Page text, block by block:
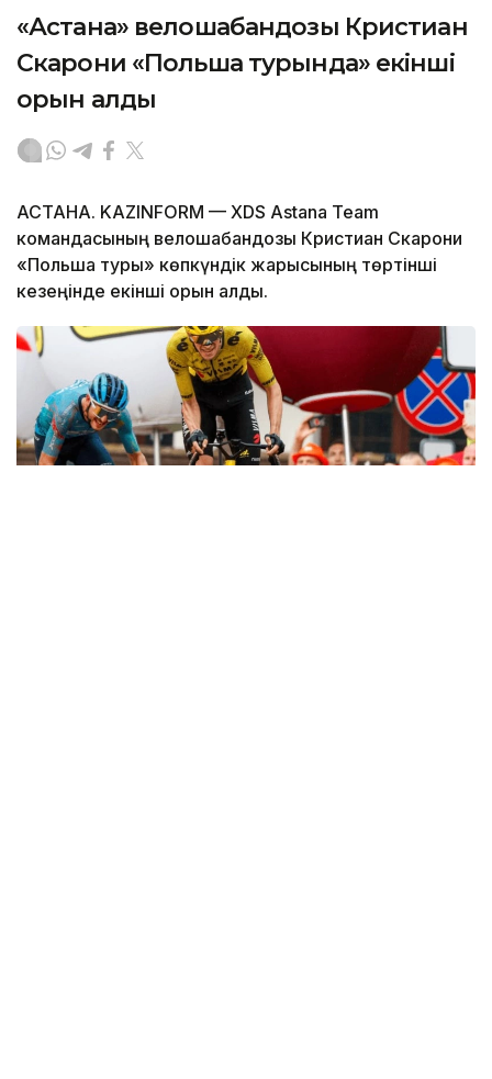
«Астана» велошабандозы Кристиан
Скарони «Польша турында» екінші
орын алды
АСТАНА. KAZINFORM — XDS Astana Team
командасының велошабандозы Кристиан Скарони
«Польша туры» көпкүндік жарысының төртінші
кезеңінде екінші орын алды.